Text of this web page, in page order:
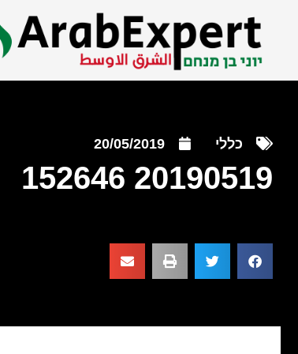
כללי 20/05/2019
20190519 152646